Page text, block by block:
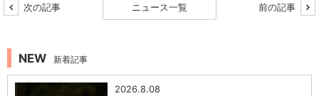
次の記事 ニュース一覧 前の記事
NEW 新着記事
2026.8.08